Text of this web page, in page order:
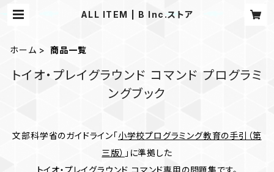
ALL ITEM | B Inc.ストア
ホーム 商品一覧
トイオ・プレイグラウンド コマンド プログラミ
ングブック
文部科学省のガイドライン「小学校プログラミング教育の手引（第
三版） 」に準拠した
トイオ・プレイグラウンド コマンド専用の問題集です。